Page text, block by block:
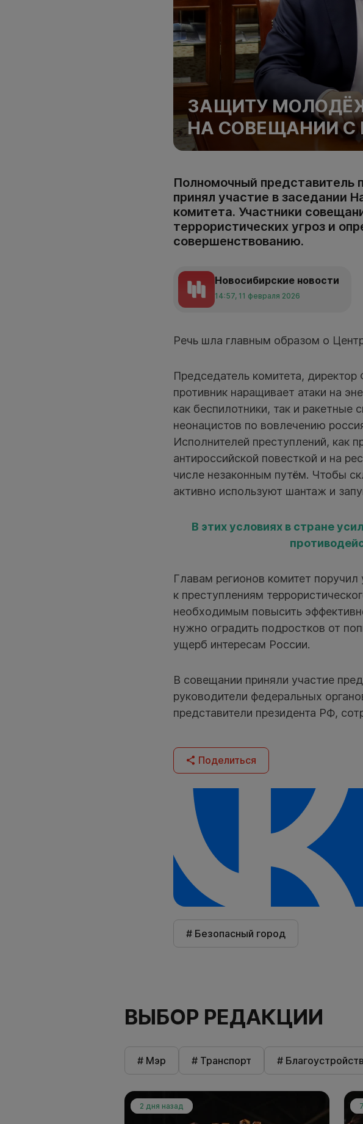
ЗАЩИТУ
НА СОВЕЩАНИИ
Полномочный
принял участие в заседании
комитета. Участники
террористических угроз и
совершенствованию.
Новосибирские новости
14:57, 11 февраля 2026
Речь шла главным образом о
Председатель комитета,
противник наращивает атаки на
как беспилотники, так и ракетные
неонацистов по вовлечению
Исполнителей преступлений, как
антироссийской повесткой и на
числе незаконным путём. Чтобы
активно используют шантаж и
В этих условиях в стране
Главам регионов комитет поручил
к преступлениям
необходимым повысить
нужно оградить подростков от
ущерб интересам России.
В совещании приняли участие
руководители федеральных
представители президента РФ,
Поделиться
# Безопасный город
ВЫБОР РЕДАКЦИИ
# Мэр # Транспорт #
2 дня назад